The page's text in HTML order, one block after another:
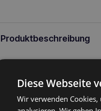
Produktbeschreibung
SCANVET ArthroFlex
chondroprotektivenWirkung
Aufrechterhaltung eines guten
und anderen Problemen des
Omega-3-Säuren, Vitamin C
Diese Webseite
Wir verwenden